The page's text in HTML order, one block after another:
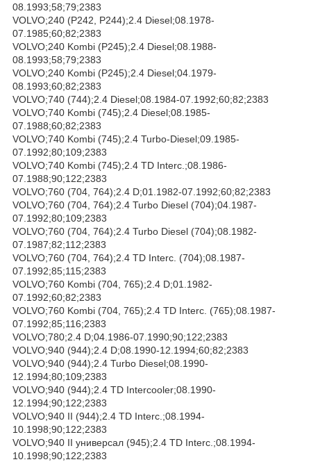
08.1993;58;79;2383
VOLVO;240 (P242, P244);2.4 Diesel;08.1978-
07.1985;60;82;2383
VOLVO;240 Kombi (P245);2.4 Diesel;08.1988-
08.1993;58;79;2383
VOLVO;240 Kombi (P245);2.4 Diesel;04.1979-
08.1993;60;82;2383
VOLVO;740 (744);2.4 Diesel;08.1984-07.1992;60;82;2383
VOLVO;740 Kombi (745);2.4 Diesel;08.1985-
07.1988;60;82;2383
VOLVO;740 Kombi (745);2.4 Turbo-Diesel;09.1985-
07.1992;80;109;2383
VOLVO;740 Kombi (745);2.4 TD Interc.;08.1986-
07.1988;90;122;2383
VOLVO;760 (704, 764);2.4 D;01.1982-07.1992;60;82;2383
VOLVO;760 (704, 764);2.4 Turbo Diesel (704);04.1987-
07.1992;80;109;2383
VOLVO;760 (704, 764);2.4 Turbo Diesel (704);08.1982-
07.1987;82;112;2383
VOLVO;760 (704, 764);2.4 TD Interc. (704);08.1987-
07.1992;85;115;2383
VOLVO;760 Kombi (704, 765);2.4 D;01.1982-
07.1992;60;82;2383
VOLVO;760 Kombi (704, 765);2.4 TD Interc. (765);08.1987-
07.1992;85;116;2383
VOLVO;780;2.4 D;04.1986-07.1990;90;122;2383
VOLVO;940 (944);2.4 D;08.1990-12.1994;60;82;2383
VOLVO;940 (944);2.4 Turbo Diesel;08.1990-
12.1994;80;109;2383
VOLVO;940 (944);2.4 TD Intercooler;08.1990-
12.1994;90;122;2383
VOLVO;940 II (944);2.4 TD Interc.;08.1994-
10.1998;90;122;2383
VOLVO;940 II универсал (945);2.4 TD Interc.;08.1994-
10.1998;90;122;2383